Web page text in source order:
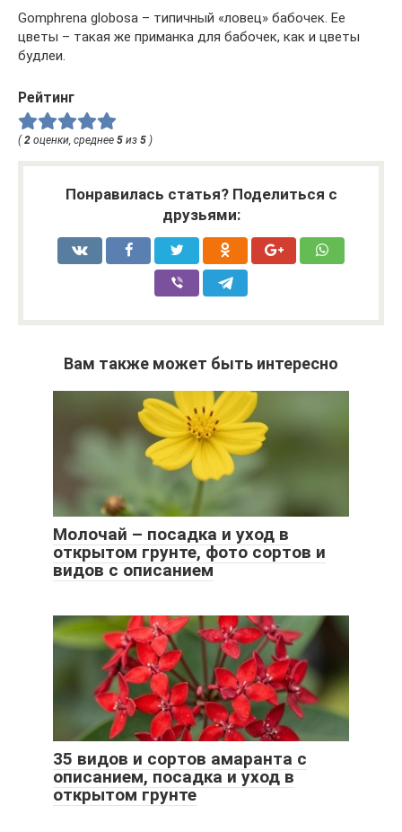
Gomphrena globosa – типичный «ловец» бабочек. Ее
цветы – такая же приманка для бабочек, как и цветы
будлеи.
Рейтинг
(2 оценки, среднее 5 из 5 )
Понравилась статья? Поделиться с
друзьями:
Вам также может быть интересно
Молочай – посадка и уход в
открытом грунте, фото сортов и
видов с описанием
35 видов и сортов амаранта с
описанием, посадка и уход в
открытом грунте